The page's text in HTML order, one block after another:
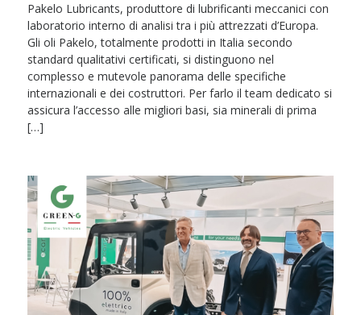
Pakelo Lubricants, produttore di lubrificanti meccanici con
laboratorio interno di analisi tra i più attrezzati d’Europa.
Gli oli Pakelo, totalmente prodotti in Italia secondo
standard qualitativi certificati, si distinguono nel
complesso e mutevole panorama delle specifiche
internazionali e dei costruttori. Per farlo il team dedicato si
assicura l’accesso alle migliori basi, sia minerali di prima
[…]